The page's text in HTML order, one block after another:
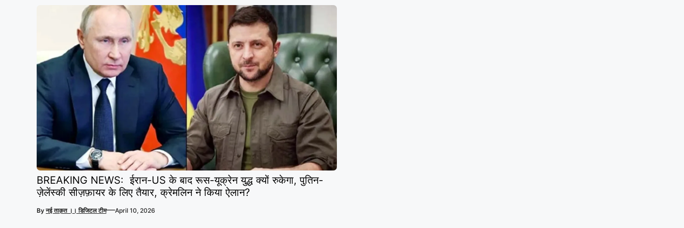
BREAKING NEWS: ईरान-US के बाद रूस-यूक्रेन युद्ध क्यों रुकेगा, पुतिन-
ज़ेलेंस्की सीज़फ़ायर के लिए तैयार, क्रेमलिन ने किया ऐलान?
Byनई ताक़त ।। डिजिटल टीम—April 10, 2026